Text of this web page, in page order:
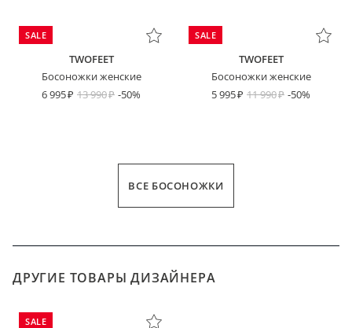
SALE
TWOFEET
Босоножки женские
6 995
13 990 -50%
SALE
TWOFEET
Босоножки женские
5 995
11 990 -50%
ВСЕ БОСОНОЖКИ
ДРУГИЕ ТОВАРЫ ДИЗАЙНЕРА
SALE